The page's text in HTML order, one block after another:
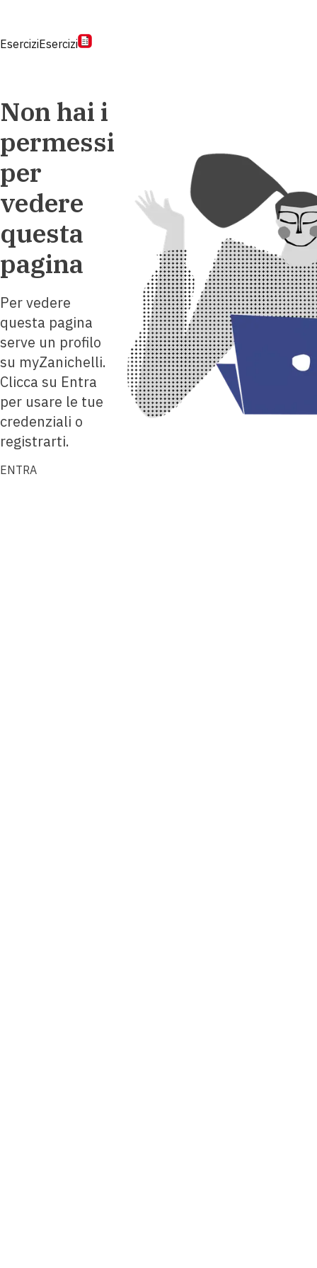
EserciziEsercizi
Non hai i
permessi
per
vedere
questa
pagina
Per vedere
questa pagina
serve un profilo
su myZanichelli.
Clicca su Entra
per usare le tue
credenziali o
registrarti.
ENTRA